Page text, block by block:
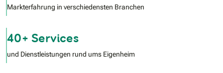
Markterfahrung in verschiedensten Branchen
40+ Services
und Dienstleistungen rund ums Eigenheim